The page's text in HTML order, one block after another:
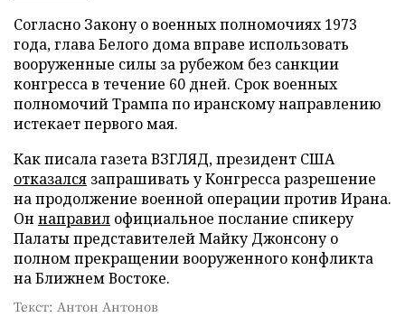
Согласно Закону о военных полномочиях 1973
года, глава Белого дома вправе использовать
вооруженные силы за рубежом без санкции
конгресса в течение 60 дней. Срок военных
полномочий Трампа по иранскому направлению
истекает первого мая.
Как писала газета ВЗГЛЯД, президент США
отказался запрашивать у Конгресса разрешение
на продолжение военной операции против Ирана.
Он направил официальное послание спикеру
Палаты представителей Майку Джонсону о
полном прекращении вооруженного конфликта
на Ближнем Востоке.
Текст: Антон Антонов